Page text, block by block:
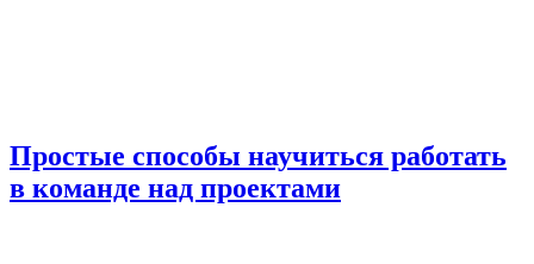
Простые способы научиться работать
в команде над проектами